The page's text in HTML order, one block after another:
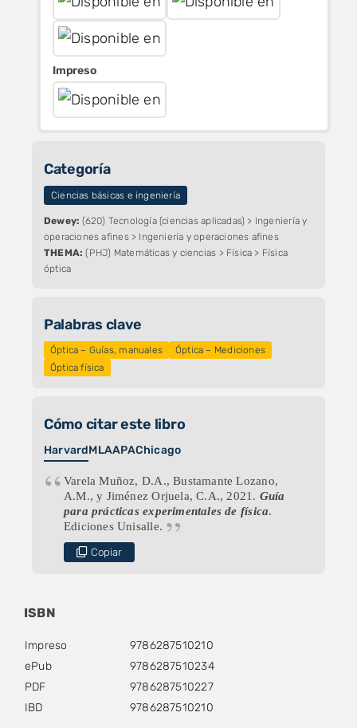
Impreso
Categoría
Ciencias básicas e ingeniería
Dewey: (620) Tecnología (ciencias aplicadas) > Ingeniería y
operaciones afines > Ingeniería y operaciones afines
THEMA: (PHJ) Matemáticas y ciencias > Física > Física
óptica
Palabras clave
Óptica – Guías, manuales
Óptica – Mediciones
Óptica física
Cómo citar este libro
HarvardMLAAPAChicago
Varela Muñoz, D.A., Bustamante Lozano,
A.M., y Jiménez Orjuela, C.A., 2021. Guía
para prácticas experimentales de física.
Ediciones Unisalle.
Copiar
ISBN
Impreso
9786287510210
ePub
9786287510234
PDF
9786287510227
IBD
9786287510210